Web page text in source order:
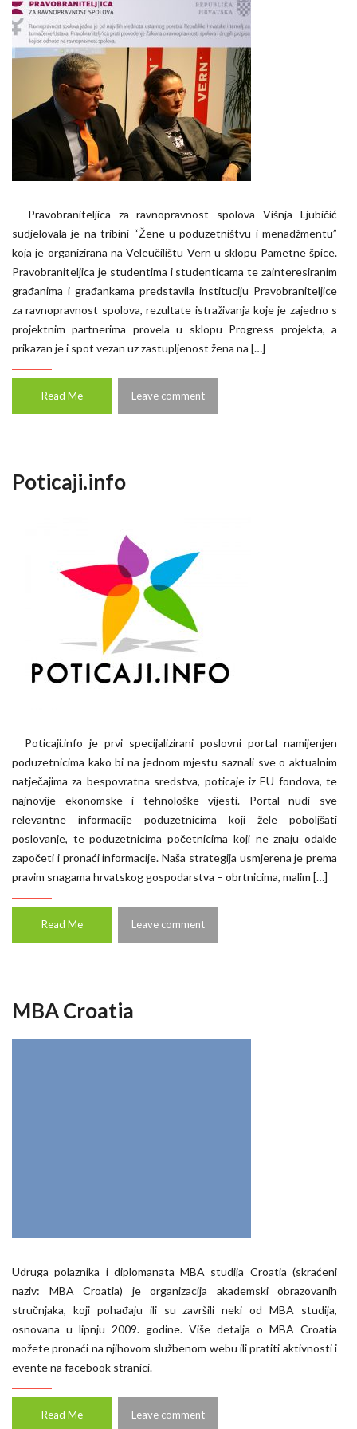
Pravobraniteljica za ravnopravnost spolova Višnja Ljubičić
sudjelovala je na tribini “Žene u poduzetništvu i menadžmentu”
koja je organizirana na Veleučilištu Vern u sklopu Pametne špice.
Pravobraniteljica je studentima i studenticama te zainteresiranim
građanima i građankama predstavila instituciju Pravobraniteljice
za ravnopravnost spolova, rezultate istraživanja koje je zajedno s
projektnim partnerima provela u sklopu Progress projekta, a
prikazan je i spot vezan uz zastupljenost žena na […]
Read Me Leave comment
Poticaji.info
Poticaji.info je prvi specijalizirani poslovni portal namijenjen
poduzetnicima kako bi na jednom mjestu saznali sve o aktualnim
natječajima za bespovratna sredstva, poticaje iz EU fondova, te
najnovije ekonomske i tehnološke vijesti. Portal nudi sve
relevantne informacije poduzetnicima koji žele poboljšati
poslovanje, te poduzetnicima početnicima koji ne znaju odakle
započeti i pronaći informacije. Naša strategija usmjerena je prema
pravim snagama hrvatskog gospodarstva – obrtnicima, malim […]
Read Me Leave comment
MBA Croatia
Udruga polaznika i diplomanata MBA studija Croatia (skraćeni
naziv: MBA Croatia) je organizacija akademski obrazovanih
stručnjaka, koji pohađaju ili su završili neki od MBA studija,
osnovana u lipnju 2009. godine. Više detalja o MBA Croatia
možete pronaći na njihovom službenom webu ili pratiti aktivnosti i
evente na facebook stranici.
Read Me Leave comment